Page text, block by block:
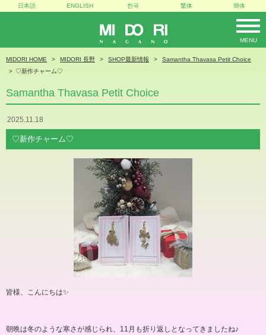
MIDORI
MENU
日本語 ENGLISH 한국 繁体 簡体
MIDORI HOME MIDORI 長野 SHOP最新情報
Samantha Thavasa Petit Choice
♡新作チャーム♡
Samantha Thavasa Petit Choice
2025.11.18
♡新作チャーム♡
皆様、こんにちは✨
朝晩は冬のような寒さが感じられ、 11 月も折り返しとなってきましたね♪